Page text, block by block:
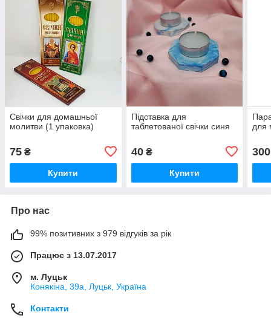
Свічки для домашньої
молитви (1 упаковка)
75 ₴
Купити
Підставка для
таблетованої свічки синя
40₴
Купити
для
300
Про нас
99% позитивних з 979 відгуків за рік
Працює з 13.07.2017
м. Луцьк
Конякіна, 39а, Луцьк, Україна
Контакти